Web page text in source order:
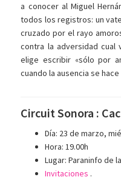
a conocer al Miguel
todos los registros: un
cruzado por el rayo
contra la adversidad
elige escribir «sólo por
cuando la ausencia se
Circuit Sonora :
Día: 23 de marzo,
Hora: 19.00h
Lugar: Paraninfo de
Invitaciones .